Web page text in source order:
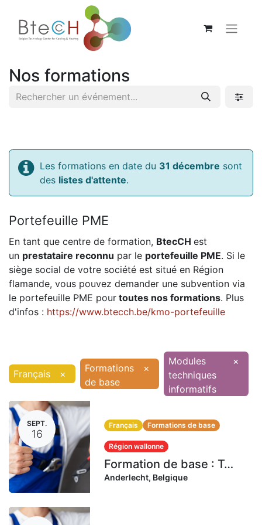
Nos formations
Les formations en date du 31 décembre sont
des listes d'attente.
Portefeuille PME
En tant que centre de formation, BtecCH est
un prestataire reconnu par le portefeuille PME. Si le
siège social de votre société est situé en Région
flamande, vous pouvez demander une subvention via
le portefeuille PME pour toutes nos formations. Plus
d'infos : https://www.btecch.be/kmo-portefeuille
Français ×
Formations
de base
×
Modules
techniques
informatifs
×
SEPT.
16
Français Formations de base
Région wallonne
Formation de base : Technicien en combustibles gazeux | 16-17-21-22-23-24-28-29-30 septembre 2026 (72 heures)
Anderlecht, Belgique